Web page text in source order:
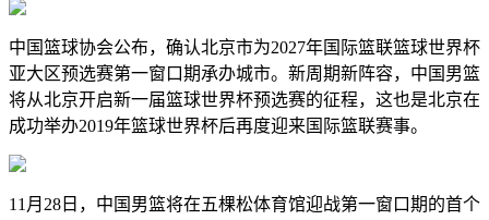
中国篮球协会公布，确认北京市为2027年国际篮联篮球世界杯
亚大区预选赛第一窗口期承办城市。新周期新阵容，中国男篮
将从北京开启新一届篮球世界杯预选赛的征程，这也是北京在
成功举办2019年篮球世界杯后再度迎来国际篮联赛事。
11月28日，中国男篮将在五棵松体育馆迎战第一窗口期的首个